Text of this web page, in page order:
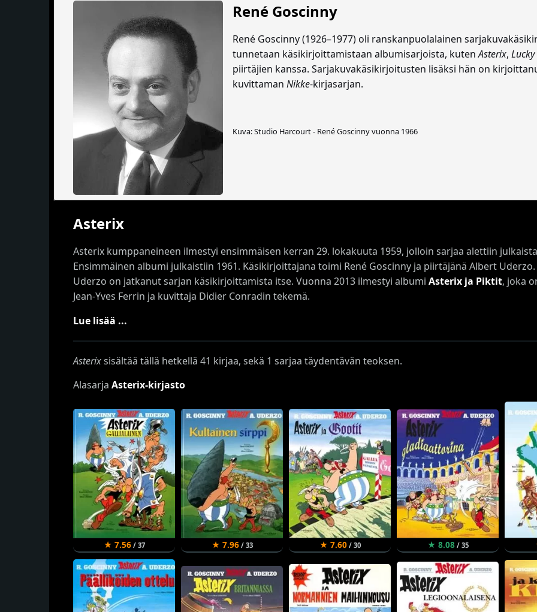
René Goscinny
René Goscinny (1926–1977) oli ranskanpuolalainen
tunnetaan käsikirjoittamistaan albumisarjoista, kutenAsterix,
piirtäjien kanssa. Sarjakuvakäsikirjoitusten lisäksi hän on
kuvittaman Nikke-kirjasarjan.
Kuva: Studio Harcourt - René Goscinny vuonna 1966
Asterix
Asterix kumppaneineen ilmestyi ensimmäisen kerran 29. lokakuuta 1959, jolloin sarjaa alettiin
Ensimmäinen albumi julkaistiin 1961. Käsikirjoittajana toimi René Goscinny ja piirtäjänä Albert
Uderzo on jatkanut sarjan käsikirjoittamista itse. Vuonna 2013 ilmestyi albumi Asterix ja Piktit, joka
Jean-Yves Ferrin ja kuvittaja Didier Conradin tekemä.
Lue lisää ...
Asterixsisältää tällä hetkellä 41 kirjaa, sekä 1 sarjaa täydentävän teoksen.
Alasarja Asterix-kirjasto
★ 7.56/ 37 ★ 7.96/ 33 ★ 7.60/ 30 ★ 8.08/ 35